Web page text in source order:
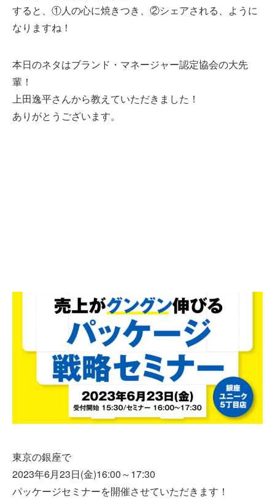
すると、①人の心に焼きつき、②シェアされる、ように
なりますね！
本日のネタはブランド・マネージャー認定協会の大先
輩！
上田逸平さんから教えていただきました！
ありがとうございます。
東京の銀座で
2023年6月23日(金)16:00～17:30
パッケージセミナーを開催させていただきます！